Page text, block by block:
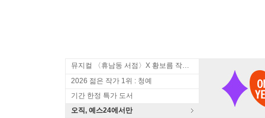
뮤지컬 〈휴남동 서점〉X 황보름 작가 북토크
2026 젊은 작가 1위 : 청예
기간 한정 특가 도서
오직, 예스24에서만